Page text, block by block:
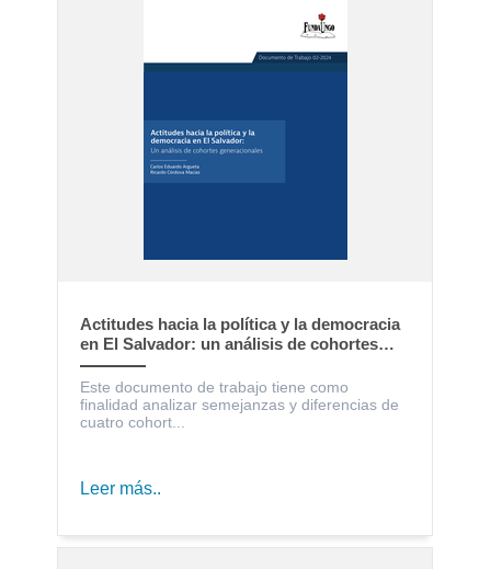
Actitudes hacia la política y la democracia
en El Salvador: un análisis de cohortes
generacionales
Este documento de trabajo tiene como
finalidad analizar semejanzas y diferencias de
cuatro cohort...
Leer más..